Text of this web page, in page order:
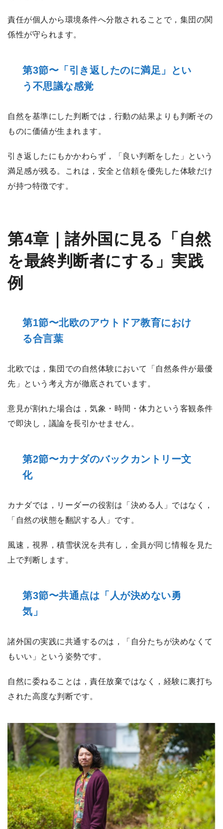
責任が個人から環境条件へ分散されることで，集団の関
係性が守られます。
第3節〜「引き返したのに満足」とい
う不思議な感覚
自然を基準にした判断では，行動の結果よりも判断その
ものに価値が生まれます。
引き返したにもかかわらず，「良い判断をした」という
満足感が残る。これは，安全と信頼を優先した体験だけ
が持つ特徴です。
第4章｜諸外国に見る「自然
を最終判断者にする」実践
例
第1節〜北欧のアウトドア教育におけ
る合言葉
北欧では，集団での自然体験において「自然条件が最優
先」という考え方が徹底されています。
意見が割れた場合は，気象・時間・体力という客観条件
で即決し，議論を長引かせません。
第2節〜カナダのバックカントリー文
化
カナダでは，リーダーの役割は「決める人」ではなく，
「自然の状態を翻訳する人」です。
風速，視界，積雪状況を共有し，全員が同じ情報を見た
上で判断します。
第3節〜共通点は「人が決めない勇
気」
諸外国の実践に共通するのは，「自分たちが決めなくて
もいい」という姿勢です。
自然に委ねることは，責任放棄ではなく，経験に裏打ち
された高度な判断です。